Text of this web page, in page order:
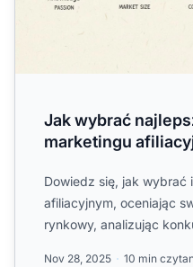
Jak wybrać
marketingu
Dowiedz się, jak wybrać
afiliacyjnym, oceniając
rynkowy, analizując
Nov 28, 2025 10 min